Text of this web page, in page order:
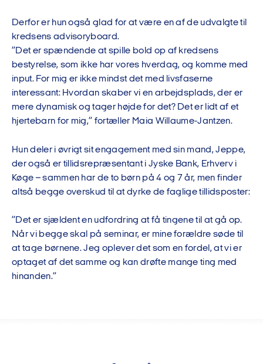
Derfor er hun også glad for at være en af de udvalgte til
kredsens advisoryboard.
”Det er spændende at spille bold op af kredsens
bestyrelse, som ikke har vores hverdag, og komme med
input. For mig er ikke mindst det med livsfaserne
interessant: Hvordan skaber vi en arbejdsplads, der er
mere dynamisk og tager højde for det? Det er lidt af et
hjertebarn for mig,” fortæller Maia Willaume-Jantzen.
Hun deler i øvrigt sit engagement med sin mand, Jeppe,
der også er tillidsrepræsentant i Jyske Bank, Erhverv i
Køge – sammen har de to børn på 4 og 7 år, men finder
altså begge overskud til at dyrke de faglige tillidsposter:
”Det er sjældent en udfordring at få tingene til at gå op.
Når vi begge skal på seminar, er mine forældre søde til
at tage børnene. Jeg oplever det som en fordel, at vi er
optaget af det samme og kan drøfte mange ting med
hinanden.”